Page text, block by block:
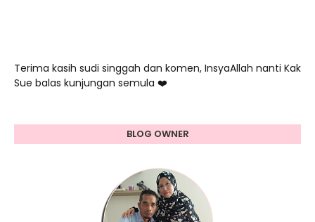
Terima kasih sudi singgah dan komen, InsyaAllah nanti Kak
Sue balas kunjungan semula ❤️
BLOG OWNER